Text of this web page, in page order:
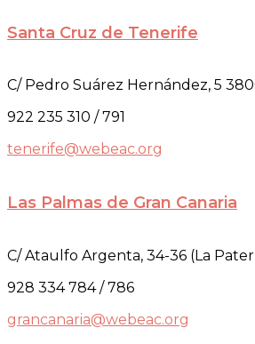
Santa Cruz de Tenerife
C/ Pedro Suárez Hernández, 5
922 235 310 / 791
tenerife@webeac.org
Las Palmas de Gran Canaria
C/ Ataulfo Argenta, 34-36 (La
928 334 784 / 786
grancanaria@webeac.org